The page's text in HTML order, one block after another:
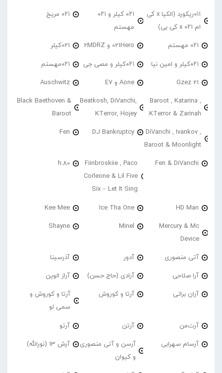
۰۱۱ریکورد (الکیا x کی
ام ۰۲۱ x کی بی)
۰۲۱ کیلر و ۰۲۱
مهستم
۰۲۱ مریخ
۰۲۱ مهستم 021Hero و 2MDRZ 021کیلر
۰۲۱کیلر و امین نیا ۰۲۱کیلر و مصی جی ۰۲۱مهستم
21 Gzez Aone و E7 Auschwitz
Baroot , Katarina ,
KTerror & Zarinah
Beatkosh, DiVanchi,
KTerror, Hojey
Black Baethoven &
Baroot
DiVanchi , Ivankov ,
Baroot & Moonlight
DJ Bankruptcy
Fen
Fen & DiVanchi
Fiinbroskiie , Paco
Corleone & Lil Five
Six – Let It Sing
h.80
HD Man
Ice Tha One
Kee Mee
Mercury & Mc
Device
Minel
Shayne
آتی منصوری آدور آذرسینا
آرا صلاحی آرادی (حاج حسن) آراز الوین
آران براتی آرتا و کوروش
آرتا و کوروش و
سمی لو
آرت‌من آرتن آرتو
آرسام سهرابی
آرسن و آتی منصوری
و کیوان
آرش 13 (نورالله)